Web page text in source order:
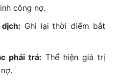
công nợ.
Ghi lại thời điểm bắt
phải trả: Thể hiện giá trị